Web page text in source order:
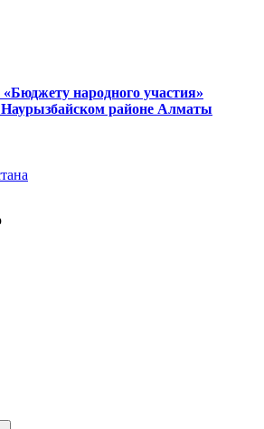
«Бюджету народного участия»
Наурызбайском районе Алматы